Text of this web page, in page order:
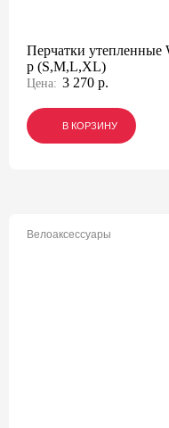
Перчатки
p (S,M,L,XL)
Цена: 3 270 р.
В КОРЗИНУ
В КОРЗИНУ
В КОРЗИНУ
Велоаксессуары